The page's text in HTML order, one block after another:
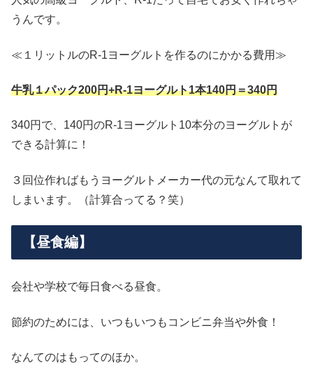
うんです。
≪１リットルのR-1ヨーグルトを作るのにかかる費用≫
牛乳１パック200円+R-1ヨーグルト1本140円＝340円
340円で、140円のR-1ヨーグルト10本分のヨーグルトが
できる計算に！
３回位作ればもうヨーグルトメーカー代の元なんて取れて
しまいます。（計算合ってる？笑）
【昼食編】
会社や学校で毎日食べる昼食。
節約のためには、いつもいつもコンビニ弁当や外食！
なんてのはもってのほか。